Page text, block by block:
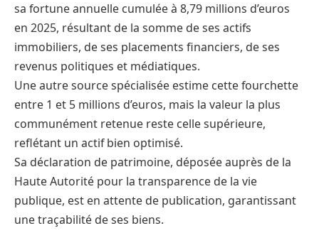
sa fortune annuelle cumulée à 8,79 millions d’euros
en 2025, résultant de la somme de ses actifs
immobiliers, de ses placements financiers, de ses
revenus politiques et médiatiques.
Une autre source spécialisée estime cette fourchette
entre 1 et 5 millions d’euros, mais la valeur la plus
communément retenue reste celle supérieure,
reflétant un actif bien optimisé.
Sa déclaration de patrimoine, déposée auprès de la
Haute Autorité pour la transparence de la vie
publique, est en attente de publication, garantissant
une traçabilité de ses biens.